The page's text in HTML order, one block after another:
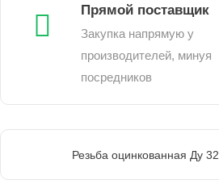
Прямой поставщик
Закупка напрямую у
производителей, минуя
посредников
Резьба оцинкованная Ду 32